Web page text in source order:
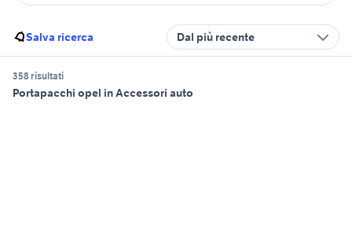
Salva ricerca Dal più recente
358 risultati
Portapacchi opel in Accessori auto